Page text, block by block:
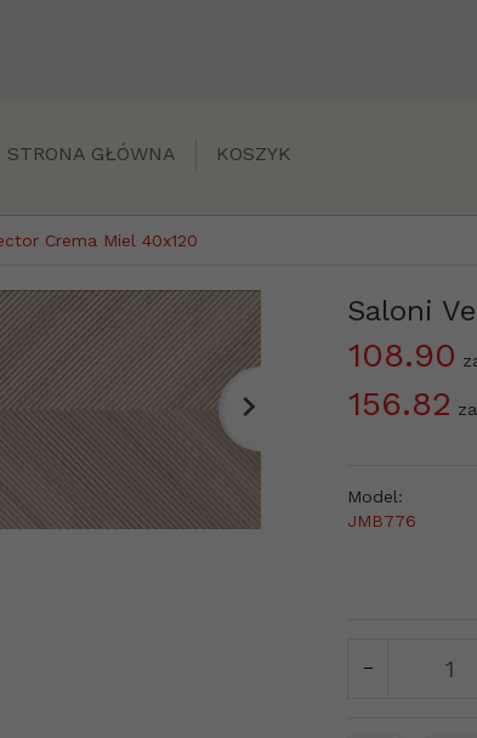
STRONA GŁÓWNA KOSZYK
Crema Miel 40x120
Saloni
108.90
156.82
Model:
JMB776